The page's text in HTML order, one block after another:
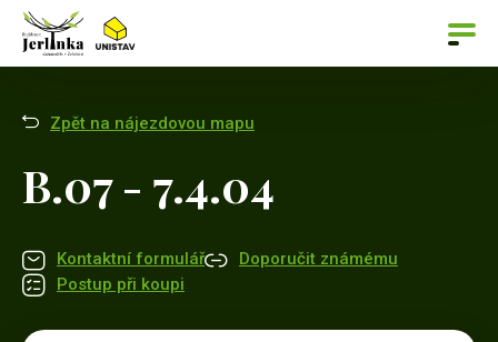
Zpět na nájezdovou mapu
B.07 - 7.4.04
Kontaktní formulář
Doporučit známému
Postup při koupi